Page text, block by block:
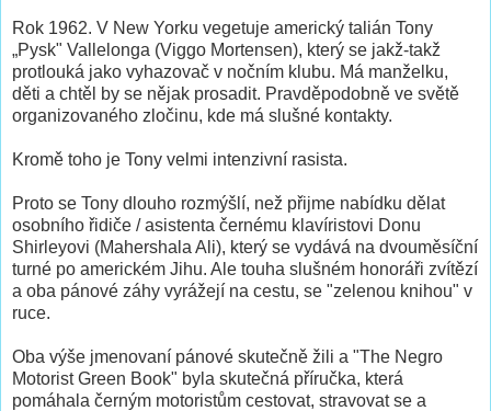
Rok 1962. V New Yorku vegetuje americký talián Tony
„Pysk" Vallelonga (Viggo Mortensen), který se jakž-takž
protlouká jako vyhazovač v nočním klubu. Má manželku,
děti a chtěl by se nějak prosadit. Pravděpodobně ve světě
organizovaného zločinu, kde má slušné kontakty.
Kromě toho je Tony velmi intenzivní rasista.
Proto se Tony dlouho rozmýšlí, než přijme nabídku dělat
osobního řidiče / asistenta černému klavíristovi Donu
Shirleyovi (Mahershala Ali), který se vydává na dvouměsíční
turné po americkém Jihu. Ale touha slušném honoráři zvítězí
a oba pánové záhy vyrážejí na cestu, se "zelenou knihou" v
ruce.
Oba výše jmenovaní pánové skutečně žili a "The Negro
Motorist Green Book" byla skutečná příručka, která
pomáhala černým motoristům cestovat, stravovat se a